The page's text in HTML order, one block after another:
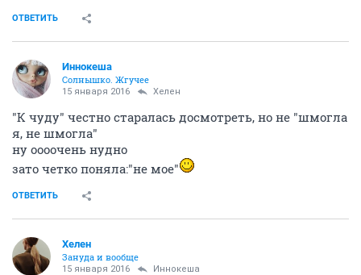
ОТВЕТИТЬ
Иннокеша
Солнышко. Жгучее
15 января 2016 Хелен
"К чуду" честно старалась досмотреть, но не "шмогла
я, не шмогла"
ну оооочень нудно
зато четко поняла:"не мое"
ОТВЕТИТЬ
Хелен
Зануда и вообще
15 января 2016 Иннокеша